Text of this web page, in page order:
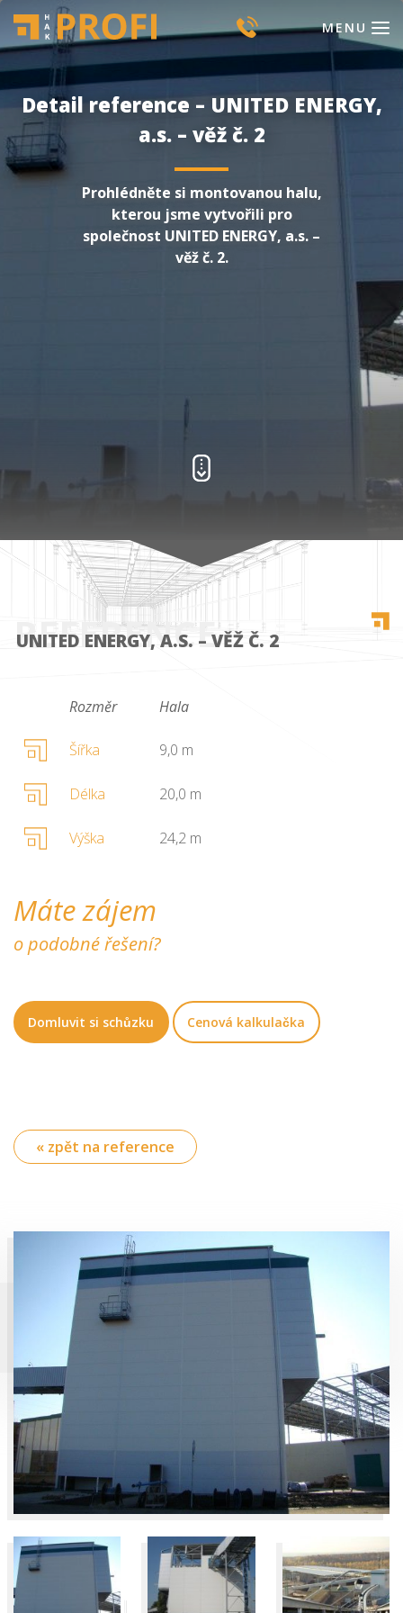
MENU
Detail reference – UNITED ENERGY,
a.s. – věž č. 2
Prohlédněte si montovanou halu,
kterou jsme vytvořili pro
společnost UNITED ENERGY, a.s. –
věž č. 2.
UNITED ENERGY, A.S. – VĚŽ Č. 2
REFERENCE
Rozměr Hala
Šířka 9,0 m
Délka 20,0 m
Výška 24,2 m
Máte zájem
o podobné řešení?
Domluvit si schůzku Cenová kalkulačka
« zpět na reference